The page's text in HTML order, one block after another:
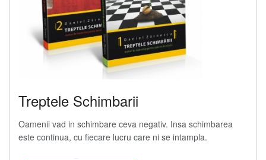
Treptele Schimbarii
Oamenii vad in schimbare ceva negativ. Insa schimbarea
este continua, cu fiecare lucru care ni se intampla.